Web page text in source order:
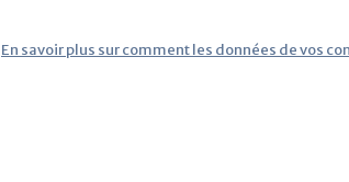
En savoir plus sur comment les données de vos